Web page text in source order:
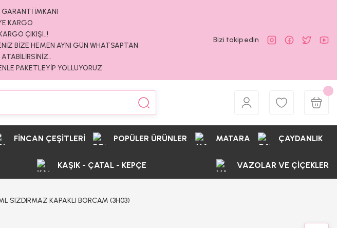
GARANTİ İMKANI
KARGO
ÇIKIŞI..!
BİZE HEMEN AYNI GÜN WHATSAPTAN
PAKETLEYİP YOLLUYORUZ
Bizi takip edin
FİNCAN ÇEŞİTLERİ POPÜLER ÜRÜNLER MATARA ÇAYDANLIK
KAŞIK - ÇATAL - KEPÇE VAZOLAR VE ÇİÇEKLER
SIZDIRMAZ KAPAKLI BORCAM (3H03)